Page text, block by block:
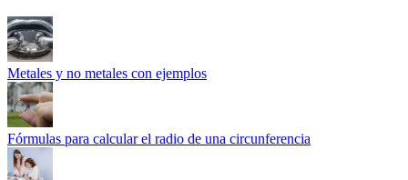
Metales y no metales con ejemplos
Fórmulas para calcular el radio de una circunferencia